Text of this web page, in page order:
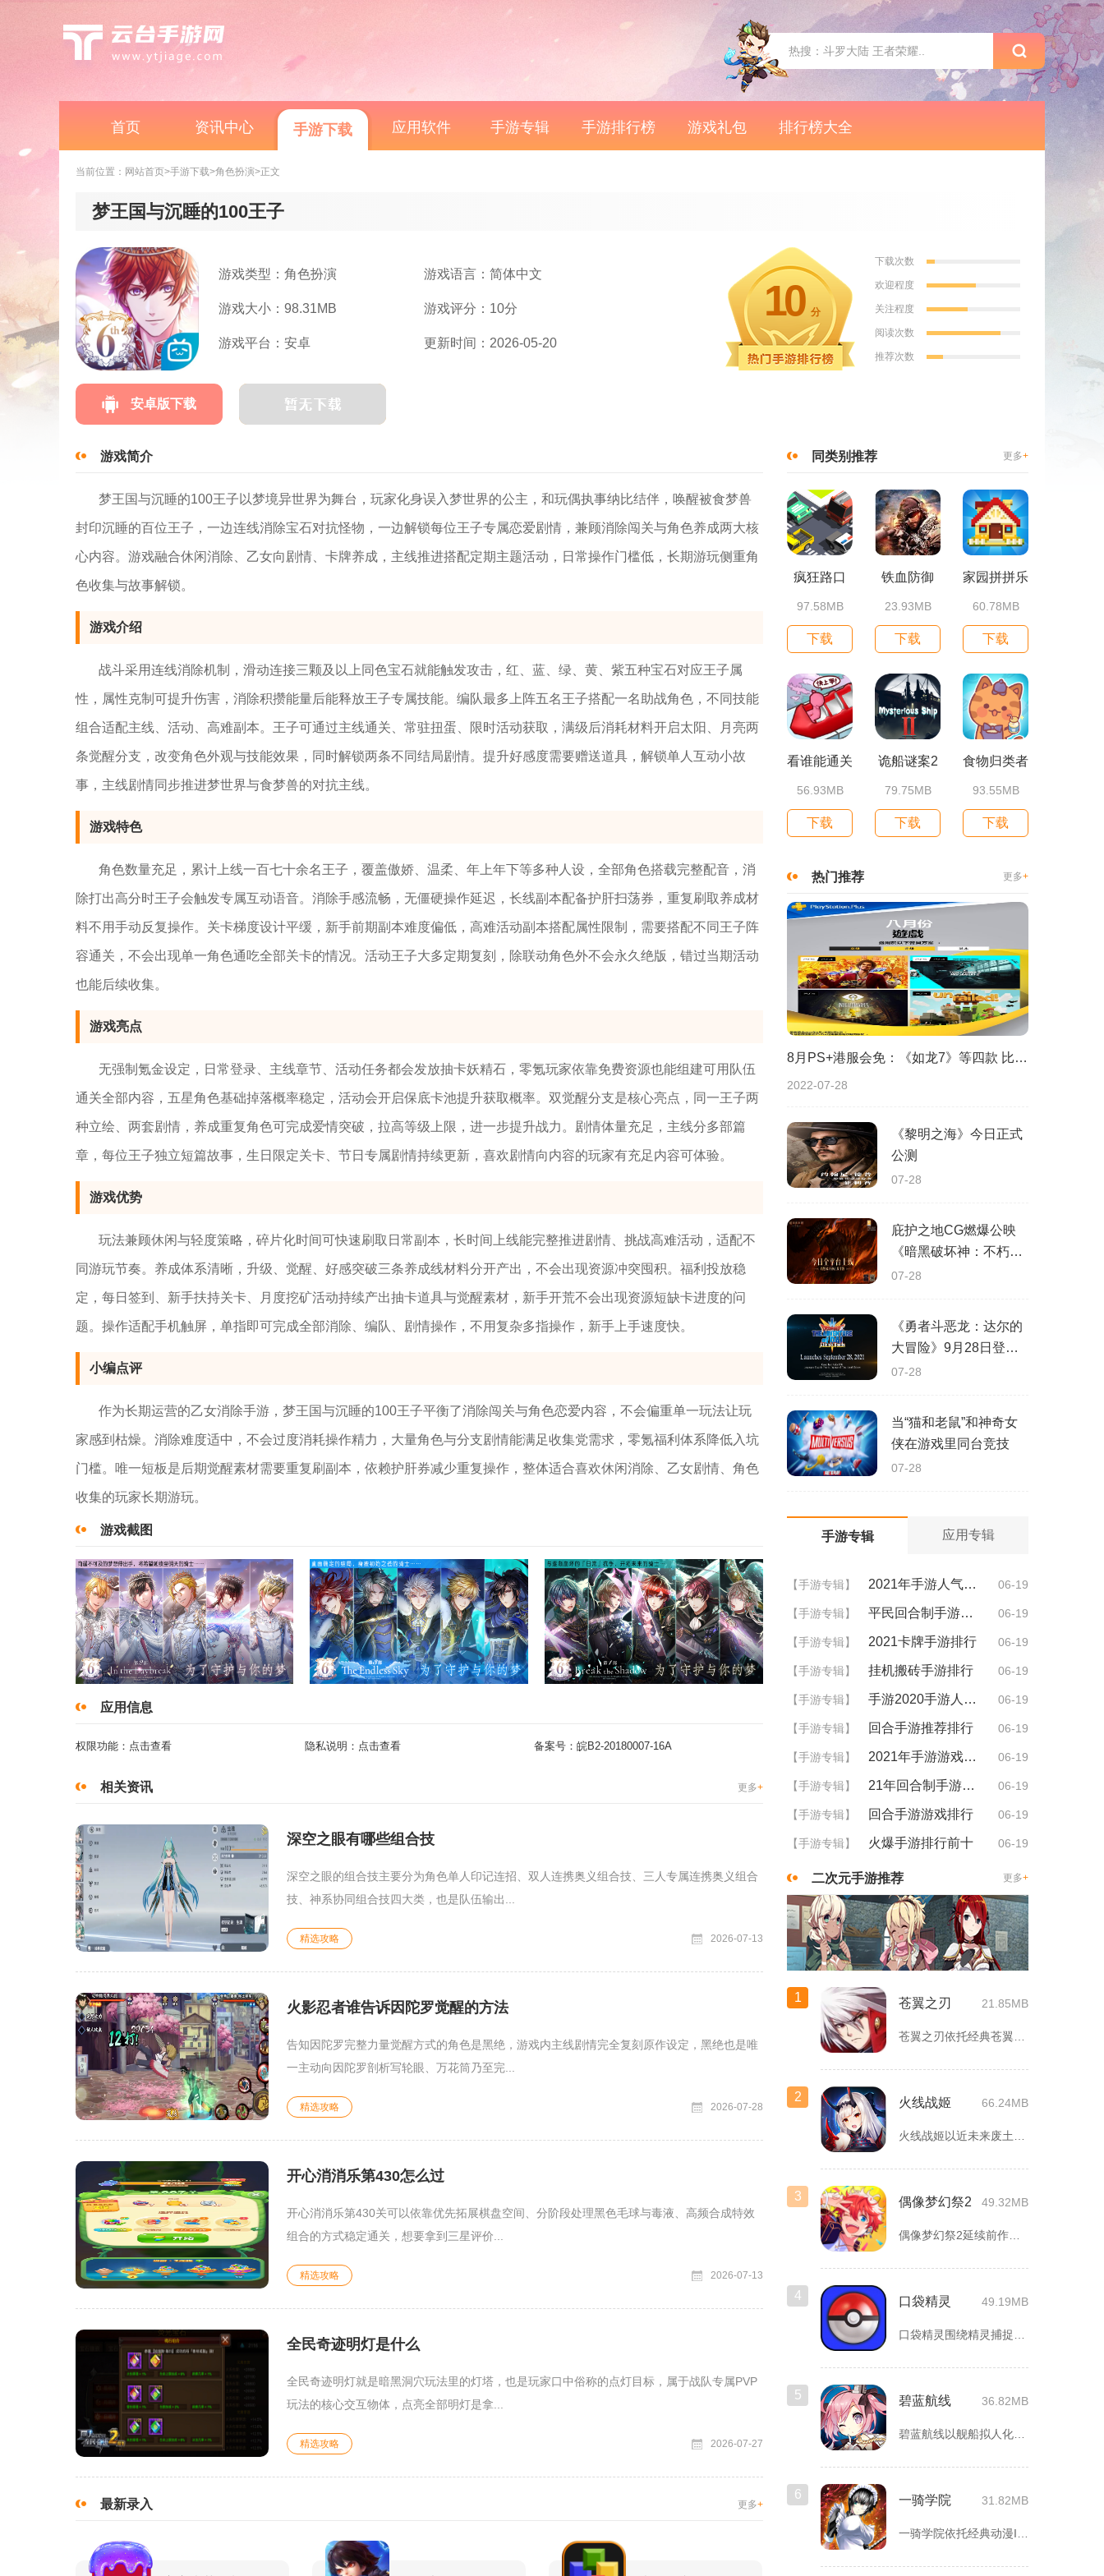
首页 资讯中心 手游下载 应用软件 手游专辑 手游排行榜 游戏礼包 排行榜大全
当前位置： 网站首页>手游下载>角色扮演>正文
梦王国与沉睡的100王子
游戏类型：角色扮演 游戏语言：简体中文
游戏大小：98.31MB 游戏评分：10分
游戏平台：安卓 更新时间：2026-05-20
10 分
下载次数
欢迎程度
关注程度
阅读次数
推荐次数
安卓版下载
游戏简介
梦王国与沉睡的100王子以梦境异世界为舞台，玩家化身误入梦世界的公主，和玩偶执事纳比结伴，唤醒被食梦兽
封印沉睡的百位王子，一边连线消除宝石对抗怪物，一边解锁每位王子专属恋爱剧情，兼顾消除闯关与角色养成两大核
心内容。游戏融合休闲消除、乙女向剧情、卡牌养成，主线推进搭配定期主题活动，日常操作门槛低，长期游玩侧重角
色收集与故事解锁。
游戏介绍
战斗采用连线消除机制，滑动连接三颗及以上同色宝石就能触发攻击，红、蓝、绿、黄、紫五种宝石对应王子属
性，属性克制可提升伤害，消除积攒能量后能释放王子专属技能。编队最多上阵五名王子搭配一名助战角色，不同技能
组合适配主线、活动、高难副本。王子可通过主线通关、常驻扭蛋、限时活动获取，满级后消耗材料开启太阳、月亮两
条觉醒分支，改变角色外观与技能效果，同时解锁两条不同结局剧情。提升好感度需要赠送道具，解锁单人互动小故
事，主线剧情同步推进梦世界与食梦兽的对抗主线。
游戏特色
角色数量充足，累计上线一百七十余名王子，覆盖傲娇、温柔、年上年下等多种人设，全部角色搭载完整配音，消
除打出高分时王子会触发专属互动语音。消除手感流畅，无僵硬操作延迟，长线副本配备护肝扫荡券，重复刷取养成材
料不用手动反复操作。关卡梯度设计平缓，新手前期副本难度偏低，高难活动副本搭配属性限制，需要搭配不同王子阵
容通关，不会出现单一角色通吃全部关卡的情况。活动王子大多定期复刻，除联动角色外不会永久绝版，错过当期活动
也能后续收集。
游戏亮点
无强制氪金设定，日常登录、主线章节、活动任务都会发放抽卡妖精石，零氪玩家依靠免费资源也能组建可用队伍
通关全部内容，五星角色基础掉落概率稳定，活动会开启保底卡池提升获取概率。双觉醒分支是核心亮点，同一王子两
种立绘、两套剧情，养成重复角色可完成爱情突破，拉高等级上限，进一步提升战力。剧情体量充足，主线分多部篇
章，每位王子独立短篇故事，生日限定关卡、节日专属剧情持续更新，喜欢剧情向内容的玩家有充足内容可体验。
游戏优势
玩法兼顾休闲与轻度策略，碎片化时间可快速刷取日常副本，长时间上线能完整推进剧情、挑战高难活动，适配不
同游玩节奏。养成体系清晰，升级、觉醒、好感突破三条养成线材料分开产出，不会出现资源冲突囤积。福利投放稳
定，每日签到、新手扶持关卡、月度挖矿活动持续产出抽卡道具与觉醒素材，新手开荒不会出现资源短缺卡进度的问
题。操作适配手机触屏，单指即可完成全部消除、编队、剧情操作，不用复杂多指操作，新手上手速度快。
小编点评
作为长期运营的乙女消除手游，梦王国与沉睡的100王子平衡了消除闯关与角色恋爱内容，不会偏重单一玩法让玩
家感到枯燥。消除难度适中，不会过度消耗操作精力，大量角色与分支剧情能满足收集党需求，零氪福利体系降低入坑
门槛。唯一短板是后期觉醒素材需要重复刷副本，依赖护肝券减少重复操作，整体适合喜欢休闲消除、乙女剧情、角色
收集的玩家长期游玩。
游戏截图
应用信息
权限功能： 点击查看 隐私说明： 点击查看 备案号： 皖B2-20180007-16A
相关资讯 更多+
深空之眼有哪些组合技
深空之眼的组合技主要分为角色单人印记连招、双人连携奥义组合技、三人专属连携奥义组合
技、神系协同组合技四大类，也是队伍输出...
精选攻略 2026-07-13
火影忍者谁告诉因陀罗觉醒的方法
告知因陀罗完整力量觉醒方式的角色是黑绝，游戏内主线剧情完全复刻原作设定，黑绝也是唯
一主动向因陀罗剖析写轮眼、万花筒乃至完...
精选攻略 2026-07-28
开心消消乐第430怎么过
开心消消乐第430关可以依靠优先拓展棋盘空间、分阶段处理黑色毛球与毒液、高频合成特效
组合的方式稳定通关，想要拿到三星评价...
精选攻略 2026-07-13
全民奇迹明灯是什么
全民奇迹明灯就是暗黑洞穴玩法里的灯塔，也是玩家口中俗称的点灯目标，属于战队专属PVP
玩法的核心交互物体，点亮全部明灯是拿...
精选攻略 2026-07-27
最新录入 更多+
同类别推荐 更多+
疯狂路口
97.58MB
下载
铁血防御
23.93MB
下载
家园拼拼乐
60.78MB
下载
看谁能通关
56.93MB
下载
诡船谜案2
79.75MB
下载
食物归类者
93.55MB
下载
热门推荐 更多+
8月PS+港服会免：《如龙7》等四款 比欧美服多一款
2022-07-28
《黎明之海》今日正式
公测
07-28
庇护之地CG燃爆公映
《暗黑破坏神：不朽》
今日全平台上线
07-28
《勇者斗恶龙：达尔的
大冒险》9月28日登陆
苹果谷歌应用商店
07-28
当“猫和老鼠”和神奇女
侠在游戏里同台竞技
07-28
手游专辑 应用专辑
【手游专辑】 2021年手游人气排行 06-19
【手游专辑】 平民回合制手游排行 06-19
【手游专辑】 2021卡牌手游排行 06-19
【手游专辑】 挂机搬砖手游排行 06-19
【手游专辑】 手游2020手游人气排行 06-19
【手游专辑】 回合手游推荐排行 06-19
【手游专辑】 2021年手游游戏排行 06-19
【手游专辑】 21年回合制手游排行 06-19
【手游专辑】 回合手游游戏排行 06-19
【手游专辑】 火爆手游排行前十 06-19
二次元手游推荐 更多+
1 苍翼之刃 21.85MB
苍翼之刃依托经典苍翼默示录IP打造横版指尖格斗手游，完整收录...
2 火线战姬 66.24MB
火线战姬以近未来废土世界为故事舞台，融合二次元战姬收集、轻策...
3 偶像梦幻祭2 49.32MB
偶像梦幻祭2延续前作完整世界观，玩家以制作人身份陪伴49位少...
4 口袋精灵 49.19MB
口袋精灵围绕精灵捕捉、养成、回合对战搭建完整冒险体系，玩家化...
5 碧蓝航线 36.82MB
碧蓝航线以舰船拟人化为核心载体，将各类历史战舰塑造成风格各异...
6 一骑学院 31.82MB
一骑学院依托经典动漫IP改编，把三国武将化身学院少女角色，主...